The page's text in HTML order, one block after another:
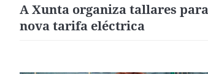
A Xunta organiza tallares
nova tarifa eléctrica